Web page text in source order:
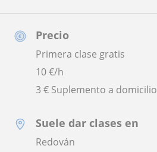
Precio
Primera clase gratis
10€/h
3 € Suplemento a domicilio
Suele dar clases en
Redován